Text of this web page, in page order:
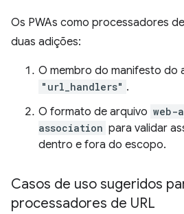
Os PWAs como processadores
duas adições:
O membro do manifesto do
"url_handlers" .
O formato de arquivo web-
association para validar
dentro e fora do escopo.
Casos de uso sugeridos
processadores de URL